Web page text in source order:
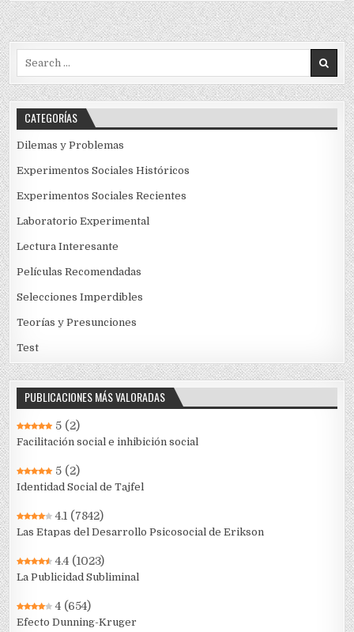
CATEGORÍAS
Dilemas y Problemas
Experimentos Sociales Históricos
Experimentos Sociales Recientes
Laboratorio Experimental
Lectura Interesante
Películas Recomendadas
Selecciones Imperdibles
Teorías y Presunciones
Test
PUBLICACIONES MÁS VALORADAS
5 (2)
Facilitación social e inhibición social
5 (2)
Identidad Social de Tajfel
4.1 (7842)
Las Etapas del Desarrollo Psicosocial de Erikson
4.4 (1023)
La Publicidad Subliminal
4 (654)
Efecto Dunning-Kruger